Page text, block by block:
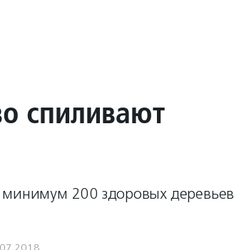
спиливают
минимум 200 здоровых деревьев